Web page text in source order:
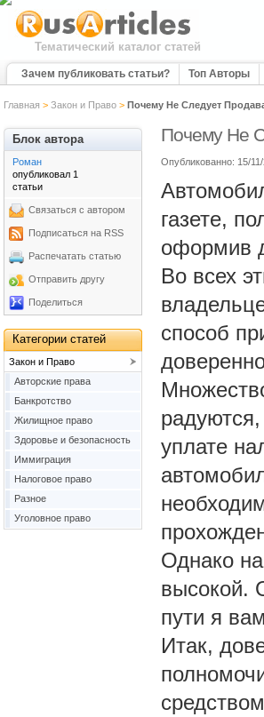
Тематический каталог статей
Зачем публиковать статьи? Топ Авторы
Главная > Закон и Право> Почему Не Следует
Почему Не
Опубликованно: 15/
газете,
оформив
Во всех
способ
уплате
Однако
высокой.
пути я
Итак,
Блок автора
Роман
опубликовал 1
статьи
Связаться с автором
Подписаться на RSS
Распечатать статью
Отправить другу
Поделиться
Категории статей
Закон и Право
Авторские права
Банкротство
Жилищное право
Здоровье и безопасность
Иммиграция
Налоговое право
Разное
Уголовное право